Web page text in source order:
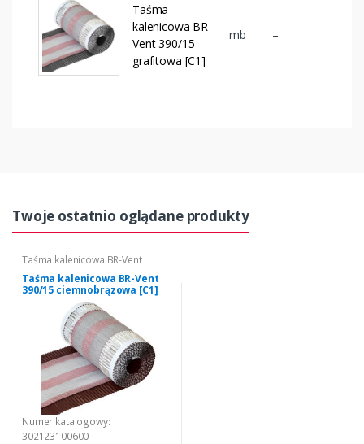
Taśma
kalenicowa BR-
Vent 390/15
grafitowa [C1]
mb –
Twoje ostatnio oglądane produkty
Taśma kalenicowa BR-Vent
Taśma kalenicowa BR-Vent
390/15 ciemnobrązowa [C1]
Numer katalogowy:
302123100600